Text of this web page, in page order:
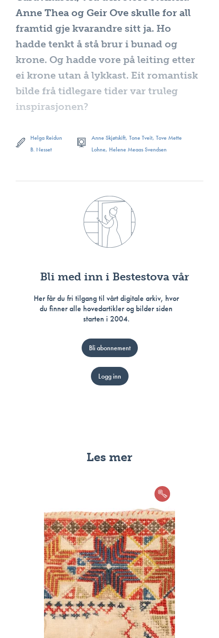
Anne Thea og Geir Ove skulle for all
framtid gje kvarandre sitt ja. Ho
hadde tenkt å stå brur i bunad og
krone. Og hadde vore på leiting etter
ei krone utan å lykkast. Eit romantisk
bilde frå tidlegare tider var truleg
inspirasjonen?
Helga Reidun
B. Nesset
Anne Skjøtskift, Tone Tveit, Tove Mette
Lohne, Helene Meaas Svendsen
Bli med inn i Bestestova vår
Her får du fri tilgang til vårt digitale arkiv, hvor
du finner alle hovedartikler og bilder siden
starten i 2004.
Bli abonnement
Logg inn
Les mer